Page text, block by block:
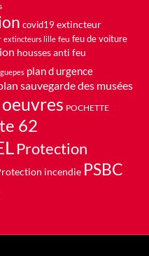
covid19 extincteur
extincteurs lille feu feu de voiture
housses anti feu
plan d urgence
sauvegarde des musées
POCHETTE
62
Protection
incendie PSBC